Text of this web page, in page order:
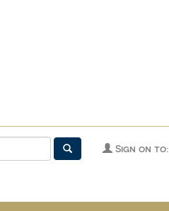
Sign on to: